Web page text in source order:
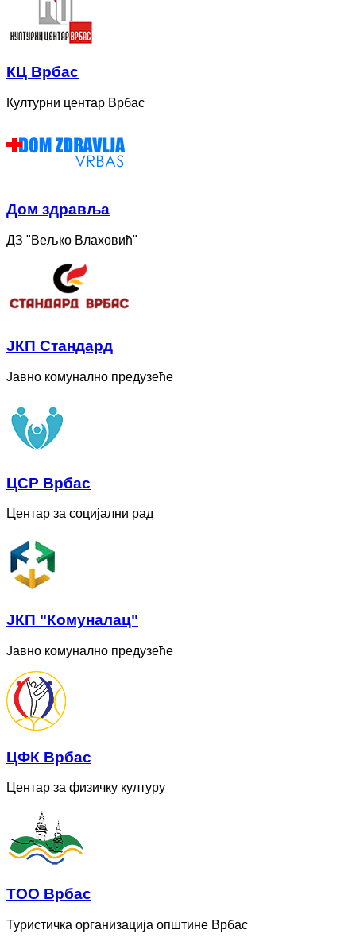
КЦ Врбас
Културни центар Врбас
Дом здравља
ДЗ "Вељко Влаховић"
ЈКП Стандард
Јавно комунално предузеће
ЦСР Врбас
Центар за социјални рад
ЈКП "Комуналац"
Јавно комунално предузеће
ЦФК Врбас
Центар за физичку културу
ТОО Врбас
Туристичка организација општине Врбас